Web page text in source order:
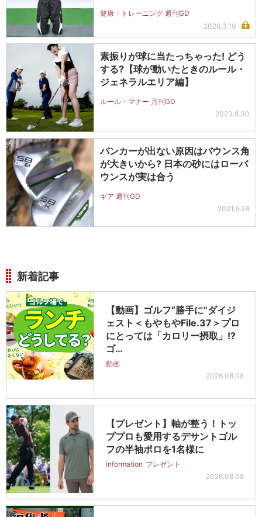
健康・トレーニング 週刊GD
2026.3.19
素振りが球に当たっちゃった! どう
する?【球が動いたときのルール・
ジェネラルエリア編】
ルール・マナー 月刊GD
2023.8.30
バンカーが出ない原因はバウンス角
が大きいから? 日本の砂にはローバ
ウンスが実は合う
ギア 週刊GD
2021.5.24
新着記事
【動画】ゴルフ“勝手に”ダイジ
ェスト＜もやもやFile.37＞プロ
にとっては「カロリー摂取」!?
ゴ…
動画
2026.08.08
【プレゼント】軸が整う！トッ
ププロも愛用するデサントゴル
フの半袖ポロを1名様に
information プレゼント
2026.08.08